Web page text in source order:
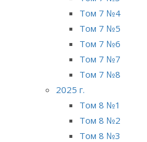
Том 7 №4
Том 7 №5
Том 7 №6
Том 7 №7
Том 7 №8
2025 г.
Том 8 №1
Том 8 №2
Том 8 №3